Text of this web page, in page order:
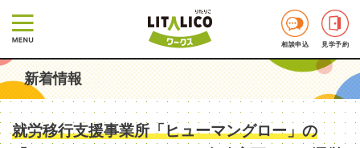
相談申込 見学予約
新着情報
就労移行支援事業所「ヒューマングロー」の